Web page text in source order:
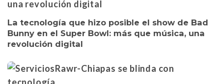
La tecnología que hizo posible el show de Bad
Bunny en el Super Bowl: más que música, una
revolución digital